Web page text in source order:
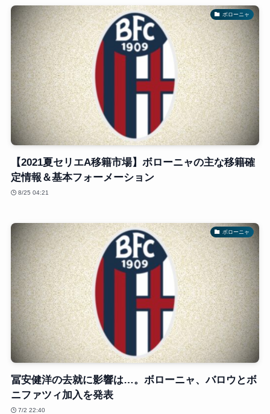
ボローニャ
【2021夏セリエA移籍市場】ボローニャの主な移籍確
定情報＆基本フォーメーション
8/25 04:21
ボローニャ
冨安健洋の去就に影響は…。ボローニャ、バロウとボ
ニファツィ加入を発表
7/2 22:40